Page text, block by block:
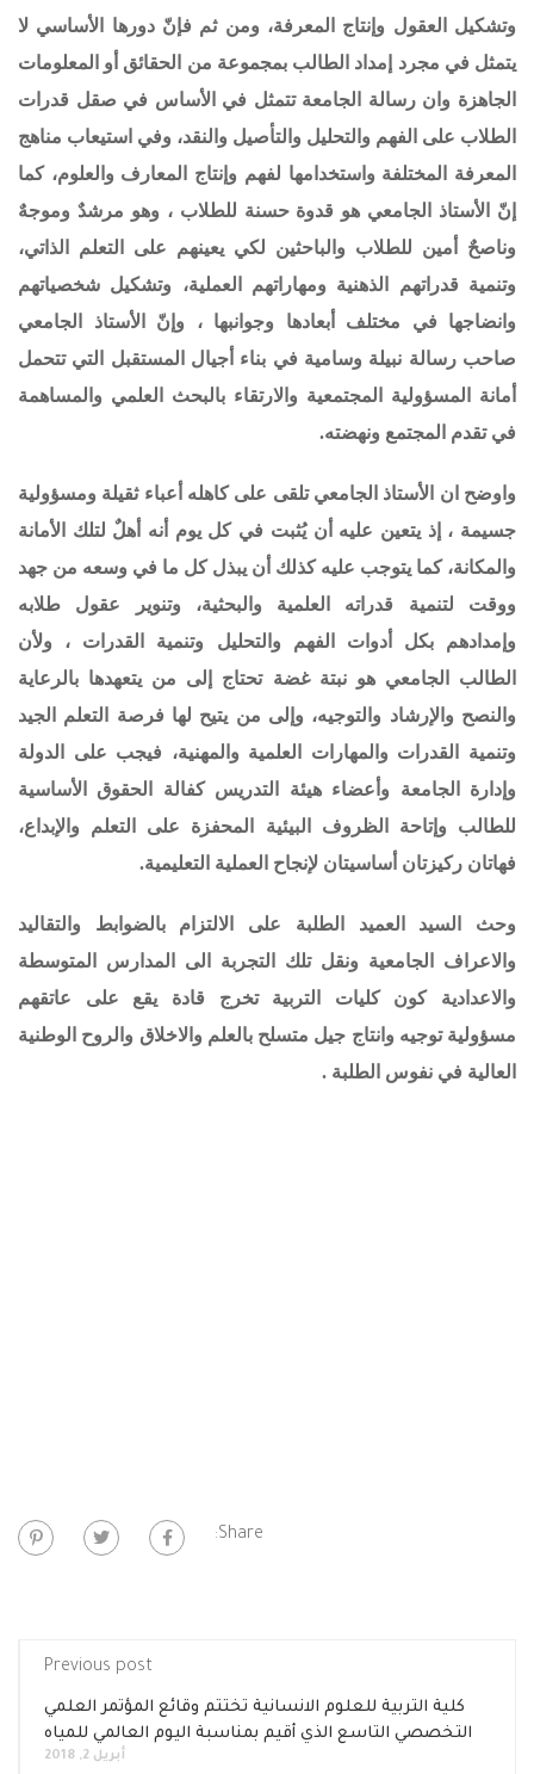
وتشكيل العقول وإنتاج المعرفة، ومن ثم فإنّ دورها الأساسي لا
يتمثل في مجرد إمداد الطالب بمجموعة من الحقائق أو المعلومات
الجاهزة وان رسالة الجامعة تتمثل في الأساس في صقل قدرات
الطلاب على الفهم والتحليل والتأصيل والنقد، وفي استيعاب مناهج
المعرفة المختلفة واستخدامها لفهم وإنتاج المعارف والعلوم، كما
إنّ الأستاذ الجامعي هو قدوة حسنة للطلاب ، وهو مرشدٌ وموجهٌ
وناصحٌ أمين للطلاب والباحثين لكي يعينهم على التعلم الذاتي،
وتنمية قدراتهم الذهنية ومهاراتهم العملية، وتشكيل شخصياتهم
وانضاجها في مختلف أبعادها وجوانبها ، وإنّ الأستاذ الجامعي
صاحب رسالة نبيلة وسامية في بناء أجيال المستقبل التي تتحمل
أمانة المسؤولية المجتمعية والارتقاء بالبحث العلمي والمساهمة
في تقدم المجتمع ونهضته.
واوضح ان الأستاذ الجامعي تلقى على كاهله أعباء ثقيلة ومسؤولية
جسيمة ، إذ يتعين عليه أن يُثبت في كل يوم أنه أهلٌ لتلك الأمانة
والمكانة، كما يتوجب عليه كذلك أن يبذل كل ما في وسعه من جهد
ووقت لتنمية قدراته العلمية والبحثية، وتنوير عقول طلابه
وإمدادهم بكل أدوات الفهم والتحليل وتنمية القدرات ، ولأن
الطالب الجامعي هو نبتة غضة تحتاج إلى من يتعهدها بالرعاية
والنصح والإرشاد والتوجيه، وإلى من يتيح لها فرصة التعلم الجيد
وتنمية القدرات والمهارات العلمية والمهنية، فيجب على الدولة
وإدارة الجامعة وأعضاء هيئة التدريس كفالة الحقوق الأساسية
للطالب وإتاحة الظروف البيئية المحفزة على التعلم والإبداع،
فهاتان ركيزتان أساسيتان لإنجاح العملية التعليمية.
وحث السيد العميد الطلبة على الالتزام بالضوابط والتقاليد
والاعراف الجامعية ونقل تلك التجربة الى المدارس المتوسطة
والاعدادية كون كليات التربية تخرج قادة يقع على عاتقهم
مسؤولية توجيه وانتاج جيل متسلح بالعلم والاخلاق والروح الوطنية
العالية في نفوس الطلبة .
Share:
Previous post
كلية التربية للعلوم الانسانية تختتم وقائع المؤتمر العلمي
التخصصي التاسع الذي أقيم بمناسبة اليوم العالمي للمياه
أبريل 2, 2018